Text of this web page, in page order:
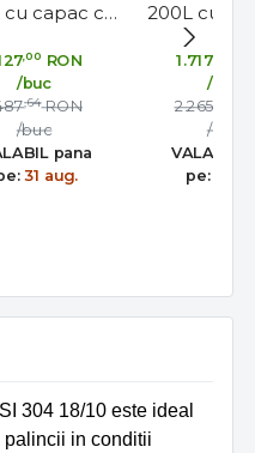
cu capac cu
– AISI
fund plan -
Inox
,00 RON
/buc
,64 RON
/buc
pana
31 aug.
200L cu
gonflabila
304, fund
Toscana
1.717,00
/buc
2.265
/buc
VALABIL
pe:
304 18/10 este ideal
palincii in conditii